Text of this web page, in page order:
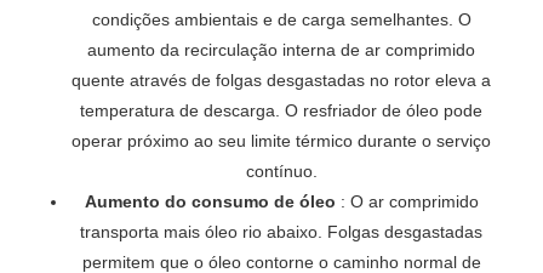
condições ambientais e de carga semelhantes. O
aumento da recirculação interna de ar comprimido
quente através de folgas desgastadas no rotor eleva a
temperatura de descarga. O resfriador de óleo pode
operar próximo ao seu limite térmico durante o serviço
contínuo.
Aumento do consumo de óleo : O ar comprimido
transporta mais óleo rio abaixo. Folgas desgastadas
permitem que o óleo contorne o caminho normal de